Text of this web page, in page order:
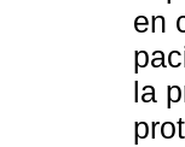
en
la